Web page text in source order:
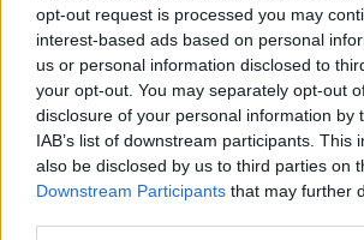
opt-out request is processed you may
interest-based ads based on personal
us or personal information disclosed to
your opt-out. You may separately opt-out
disclosure of your personal information by
IAB’s list of downstream participants. This
also be disclosed by us to third parties on
Downstream Participants that may further
Verstappen még 2016-ban került a
egy erős Toro Rossó-s időszak
megmutatta, mire képes. Első
megnyerte a csapattal
pedig Silverstone-ban is
nyújtott, amikor Nico Rosberggel